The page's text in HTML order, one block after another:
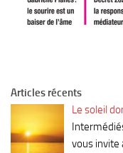
Articles récents
Le soleil
vous invite